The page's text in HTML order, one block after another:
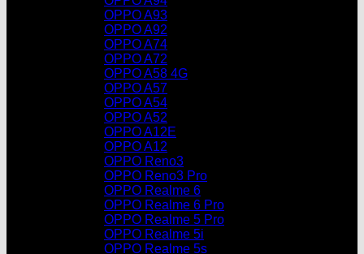
OPPO A93
OPPO A92
OPPO A74
OPPO A72
OPPO A58 4G
OPPO A57
OPPO A54
OPPO A52
OPPO A12E
OPPO A12
OPPO Reno3
OPPO Reno3 Pro
OPPO Realme 6
OPPO Realme 6 Pro
OPPO Realme 5 Pro
OPPO Realme 5i
OPPO Realme 5s